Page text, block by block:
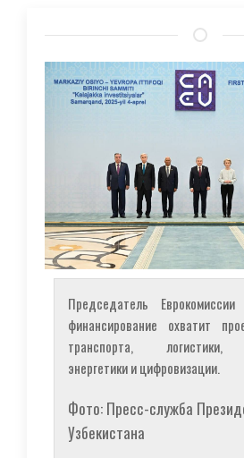
Председатель
финансирование охватит
транспорта, логистики,
энергетики и цифровизации.
Фото: Пресс-служба
Узбекистана